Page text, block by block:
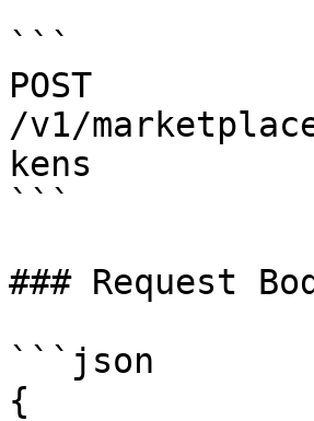
```
POST
/v1/
kens
```
### Request
```json
{